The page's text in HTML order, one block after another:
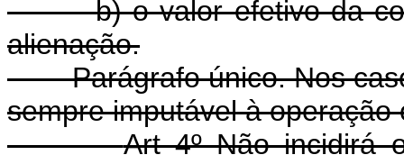
b) o valor efetivo da
alienação.
Parágrafo único. Nos
sempre imputável à
Art 4º Não incidirá